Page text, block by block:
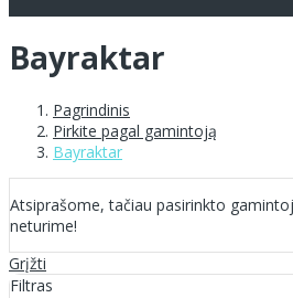
Bayraktar
Pagrindinis
Pirkite pagal gamintoją
Bayraktar
Atsiprašome, tačiau pasirinkto
neturime!
Grįžti
Filtras